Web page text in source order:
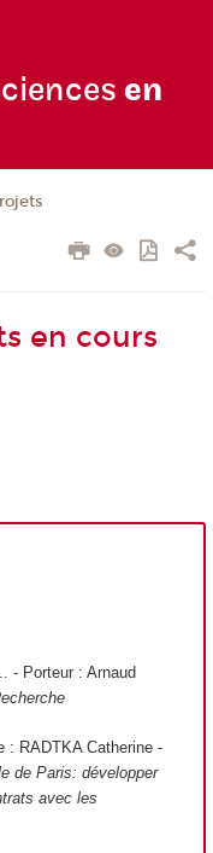
en
en cours
- Porteur : Arnaud
: RADTKA Catherine -
de Paris: développer
avec les